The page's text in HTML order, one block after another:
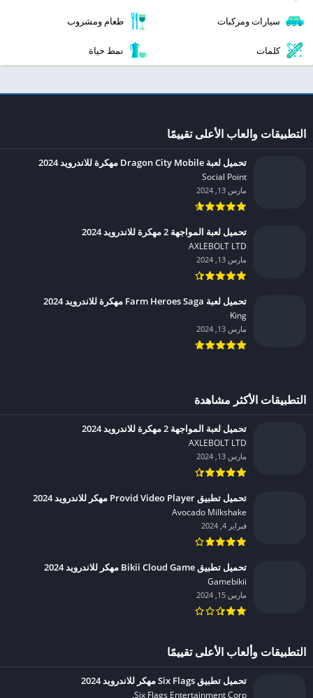
سيارات ومركبات طعام ومشروب
كلمات نمط حياة
التطبيقات والعاب الأعلى تقييمًا
تحميل لعبة Dragon City Mobile مهكرة للاندرويد 2024
Social Point‏
مارس 13, 2024
تحميل لعبة المواجهة 2 مهكرة للاندرويد 2024
AXLEBOLT LTD‏
مارس 13, 2024
تحميل لعبة Farm Heroes Saga مهكرة للاندرويد 2024
King‏
مارس 13, 2024
التطبيقات الأكثر مشاهدة
تحميل لعبة المواجهة 2 مهكرة للاندرويد 2024
AXLEBOLT LTD‏
مارس 13, 2024
تحميل تطبيق Provid Video Player مهكر للاندرويد 2024
Avocado Milkshake‏
فبراير 4, 2024
تحميل تطبيق Bikii Cloud Game مهكر للاندرويد 2024
Gamebikii‏
مارس 15, 2024
التطبيقات وألعاب الأعلى تقييمًا
تحميل تطبيق Six Flags مهكر للاندرويد 2024
Six Flags Entertainment Corp.‏